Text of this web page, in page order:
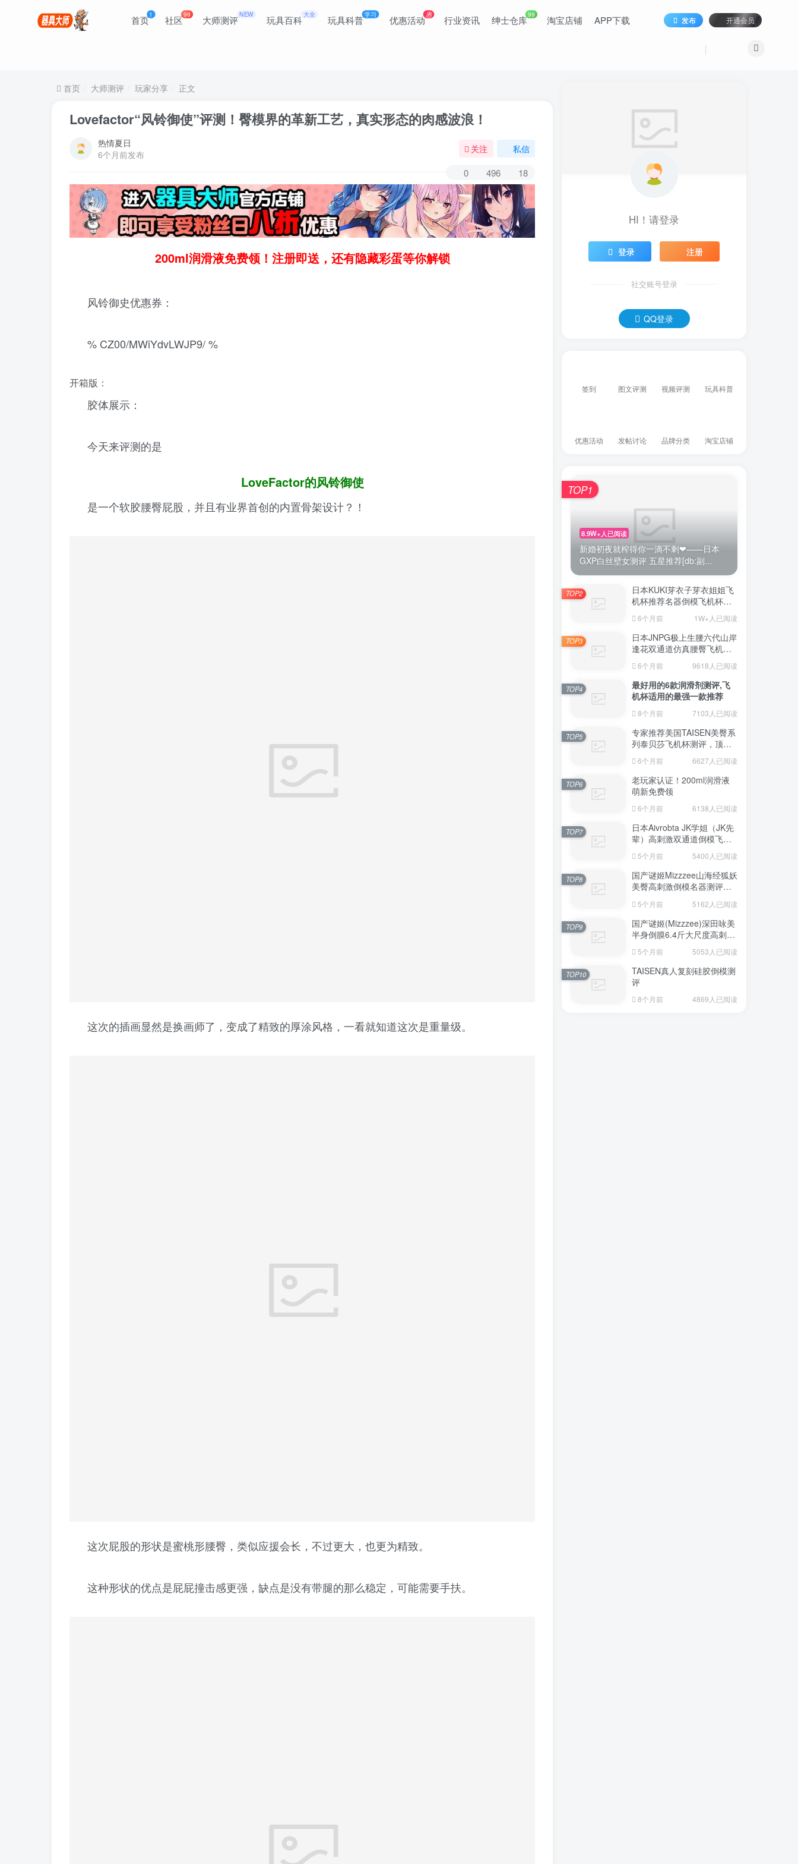
首页1 社区99 大师测评NEW 玩具百科 大全 玩具科普学习 优惠活动惠 行业资讯 绅士仓库99 淘宝店铺 APP下载 发布 开通会员
首页 大师测评 玩家分享 正文
Lovefactor“风铃御使”评测！臀模界的革新工艺，真实形态的肉感波浪！
热情夏日
6个月前发布
关注 私信
0 496 18
200ml润滑液免费领！注册即送，还有隐藏彩蛋等你解锁
风铃御史优惠券：
% CZ00/MWiYdvLWJP9/ %
开箱版：
胶体展示：
今天来评测的是
LoveFactor的风铃御使
是一个软胶腰臀屁股，并且有业界首创的内置骨架设计？！
这次的插画显然是换画师了，变成了精致的厚涂风格，一看就知道这次是重量级。
这次屁股的形状是蜜桃形腰臀，类似应援会长，不过更大，也更为精致。
这种形状的优点是屁屁撞击感更强，缺点是没有带腿的那么稳定，可能需要手扶。
HI！请登录
登录 注册
社交账号登录
QQ登录
签到 图文评测 视频评测 玩具科普
优惠活动 发帖讨论 品牌分类 淘宝店铺
8.9W+人已阅读
新婚初夜就榨得你一滴不剩❤——日本
GXP白丝壁女测评 五星推荐[db:副...
TOP1
日本KUKI芽衣子芽衣姐姐飞
机杯推荐名器倒模飞机杯测
6个月前 1W+人已阅读
TOP2
日本JNPG极上生腰六代山岸
逢花双通道仿真腰臀飞机杯
致真实感的资深玩家
6个月前 9618人已阅读
TOP3
最好用的6款润滑剂测评,飞
机杯适用的最强一款推荐
8个月前 7103人已阅读
TOP4
专家推荐美国TAISEN美臀系
列泰贝莎飞机杯测评，顶级
品质带来极致享受!
6个月前 6627人已阅读
TOP5
老玩家认证！200ml润滑液
萌新免费领
6个月前 6138人已阅读
TOP6
日本Aivrobta JK学姐（JK先
辈）高刺激双通道倒模飞机
杯深度测评报告
5个月前 5400人已阅读
TOP7
国产谜姬Mizzzee山海经狐妖
美臀高刺激倒模名器测评报
5个月前 5162人已阅读
TOP8
国产谜姬(Mizzzee)深田咏美
半身倒膜6.4斤大尺度高刺激
5个月前 5053人已阅读
TOP9
TAISEN真人复刻硅胶倒模测
评
8个月前 4869人已阅读
TOP10